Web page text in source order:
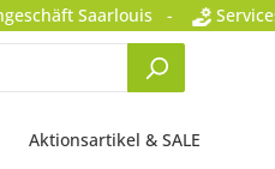
Saarlouis -
Aktionsartikel & SALE